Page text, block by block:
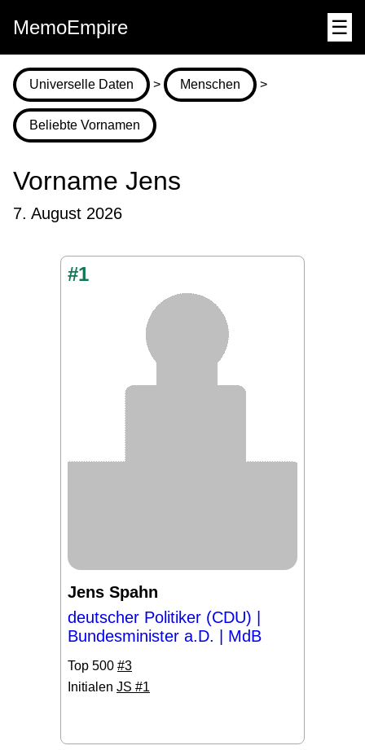
MemoEmpire ☰
Universelle Daten > Menschen >
Beliebte Vornamen
Vorname Jens
7. August 2026
#1
Jens Spahn
deutscher Politiker (CDU) |
Bundesminister a.D. | MdB
Top 500 #3
Initialen JS #1